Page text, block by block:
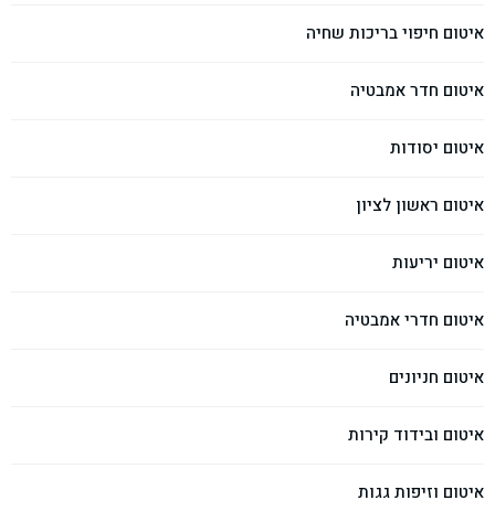
איטום חיפוי בריכות שחיה
איטום חדר אמבטיה
איטום יסודות
איטום ראשון לציון
איטום יריעות
איטום חדרי אמבטיה
איטום חניונים
איטום ובידוד קירות
איטום וזיפות גגות